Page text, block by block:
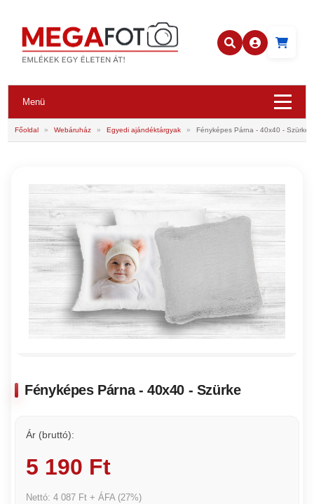
Menü
Főoldal » Webáruház » Egyedi ajándéktárgyak » Fényképes Párna - 40x40 - Szürke
Fényképes Párna - 40x40 - Szürke
Ár (bruttó):
5 190 Ft
Nettó: 4 087 Ft + ÁFA (27%)